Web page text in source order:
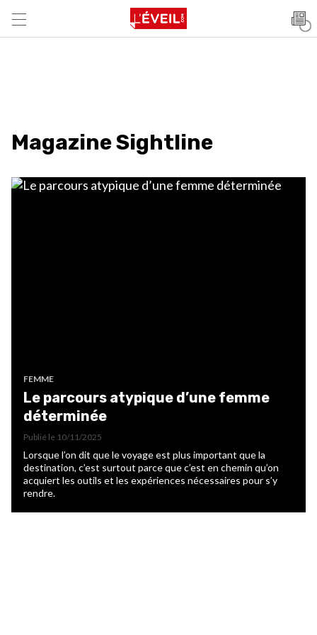
Magazine Sightline
FEMME
Le parcours atypique d’une femme
déterminée
Publié le 10/11/2025
Lorsque l’on dit que le voyage est plus important que la
destination, c’est surtout parce que c’est en chemin qu’on
acquiert les outils et les expériences nécessaires pour s’y
rendre.